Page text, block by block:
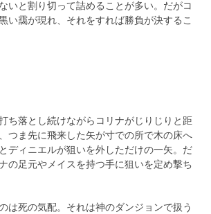
いと割り切って詰めることが多い。だがコ
い靄が現れ、それをすれば勝負が決するこ
ち落とし続けながらコリナがじりじりと距
つま先に飛来した矢が寸での所で木の床へ
ディニエルが狙いを外しただけの一矢。だ
の足元やメイスを持つ手に狙いを定め撃ち
は死の気配。それは神のダンジョンで扱う